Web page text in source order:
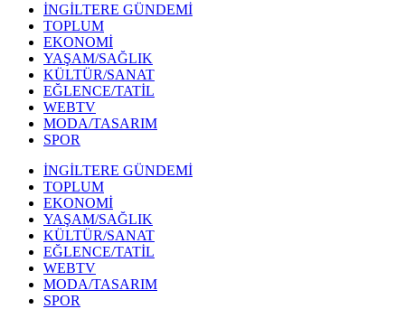
İNGİLTERE GÜNDEMİ
TOPLUM
EKONOMİ
YAŞAM/SAĞLIK
KÜLTÜR/SANAT
EĞLENCE/TATİL
WEBTV
MODA/TASARIM
SPOR
İNGİLTERE GÜNDEMİ
TOPLUM
EKONOMİ
YAŞAM/SAĞLIK
KÜLTÜR/SANAT
EĞLENCE/TATİL
WEBTV
MODA/TASARIM
SPOR